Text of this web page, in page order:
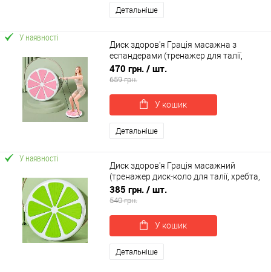
Детальніше
У наявності
Диск здоров'я Грація масажна з
еспандерами (тренажер для талії,
хребта, преса) OSPORT (MS 4804-2)
470 грн. / шт.
659 грн.
У кошик
Детальніше
У наявності
Диск здоров'я Грація масажний
(тренажер диск-коло для талії, хребта,
преса) OSPORT (MS 4804-1)
385 грн. / шт.
540 грн.
У кошик
Детальніше